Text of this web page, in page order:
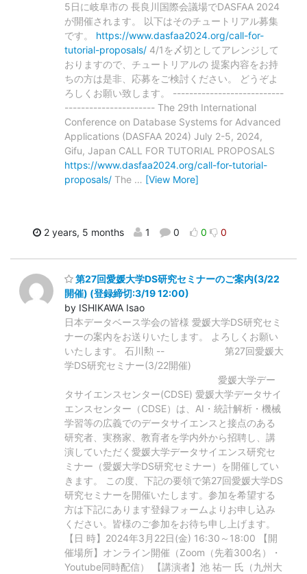
5日に岐阜市の 長良川国際会議場でDASFAA 2024
が開催されます。 以下はそのチュートリアル募集
です。 https://www.dasfaa2024.org/call-for-
tutorial-proposals/ 4/1を〆切としてアレンジして
おりますので、チュートリアルの 提案内容をお持
ちの方は是非、応募をご検討ください。 どうぞよ
ろしくお願い致します。 ---------------------------
---------------------- The 29th International
Conference on Database Systems for Advanced
Applications (DASFAA 2024) July 2-5, 2024,
Gifu, Japan CALL FOR TUTORIAL PROPOSALS
https://www.dasfaa2024.org/call-for-tutorial-
proposals/ The … [View More]
2 years, 5 months 1 0 0 0
第27回愛媛大学DS研究セミナーのご案内(3/22
開催) (登録締切:3/19 12:00)
by ISHIKAWA Isao
日本データベース学会の皆様 愛媛大学DS研究セミ
ナーの案内をお送りいたします。 よろしくお願い
いたします。 石川勲 -- 第27回愛媛大
学DS研究セミナー(3/22開催)
愛媛大学デー
タサイエンスセンター(CDSE) 愛媛大学データサイ
エンスセンター（CDSE）は、AI・統計解析・機械
学習等の広義でのデータサイエンスと接点のある
研究者、実務家、教育者を学内外から招聘し、講
演していただく愛媛大学データサイエンス研究セ
ミナー（愛媛大学DS研究セミナー）を開催してい
きます。 この度、下記の要領で第27回愛媛大学DS
研究セミナーを開催いたします。参加を希望する
方は下記にあります登録フォームよりお申し込み
ください。皆様のご参加をお待ち申し上げます。
【日 時】2024年3月22日(金) 16:30～18:00 【開
催場所】オンライン開催（Zoom（先着300名）・
Youtube同時配信） 【講演者】池 祐一 氏（九州大